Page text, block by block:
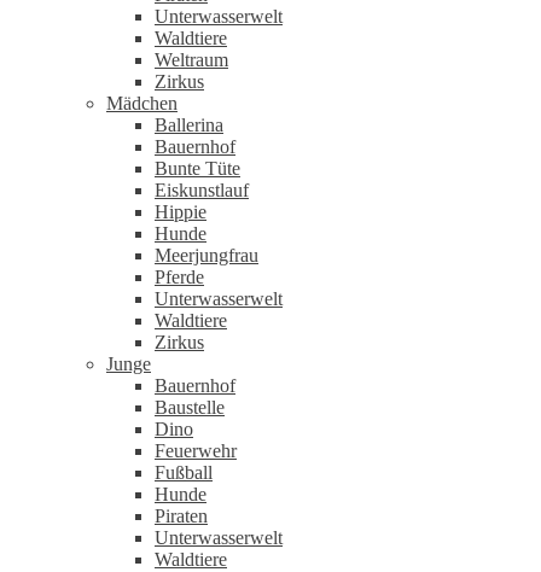
Unterwasserwelt
Waldtiere
Weltraum
Zirkus
Mädchen
Ballerina
Bauernhof
Bunte Tüte
Eiskunstlauf
Hippie
Hunde
Meerjungfrau
Pferde
Unterwasserwelt
Waldtiere
Zirkus
Junge
Bauernhof
Baustelle
Dino
Feuerwehr
Fußball
Hunde
Piraten
Unterwasserwelt
Waldtiere